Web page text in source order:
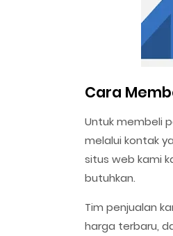
Cara
Untuk membeli
melalui kontak
situs web kami
butuhkan.
Tim penjualan
harga terbaru,